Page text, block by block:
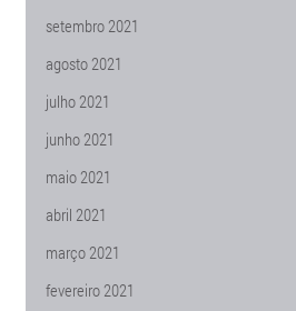
setembro 2021
agosto 2021
julho 2021
junho 2021
maio 2021
abril 2021
março 2021
fevereiro 2021